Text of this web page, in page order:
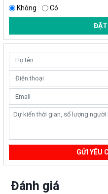
Không Có
ĐẶT
GỬI YÊU
Đánh giá